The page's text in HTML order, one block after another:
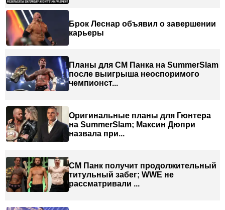
Брок Леснар объявил о завершении
карьеры
Планы для СМ Панка на SummerSlam
после выигрыша неоспоримого
чемпионст...
Оригинальные планы для Гюнтера
на SummerSlam; Максин Дюпри
назвала при...
СМ Панк получит продолжительный
титульный забег; WWE не
рассматривали ...